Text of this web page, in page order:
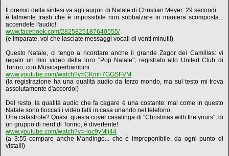
Il premio della sintesi va agli auguri di Natale di Christian Meyer: 29 secondi.
è talmente trash che è impossibile non sobbalzare in maniera scomposta...
accendete l'audio!
www.facebook.com/2825825187640555/
(e imparate, voi che lasciate messaggi vocali di venti minuti!)
Questo Natale, ci tengo a ricordare anche il grande Zagor dei Camillas: vi
regalo un mio video della loro "Pop Natale", registrato allo United Club di
Torino, con Musicaperbambini:
www.youtube.com/watch?v=CKmh7GGSFVM
(la registrazione ha una qualità audio da terzo mondo, ma sul testo mi trova
assolutamente d'accordo!)
Del resto, la qualità audio che fa cagare è una costante: mai come in questo
Natale sono fioccati i video fatti in casa urlando nel telefono.
Una catastrofe? Quasi: questa cover casalinga di "Christmas with the yours", di
un gruppo di nerd di Torino, è divertente!
www.youtube.com/watch?v=-ioc9yMlj44
(a 3:55 compare anche Mandingo... che è improponibile, da ogni punto di
vista!!!)